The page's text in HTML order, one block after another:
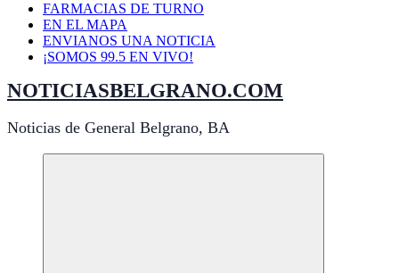
FARMACIAS DE TURNO
EN EL MAPA
ENVIANOS UNA NOTICIA
¡SOMOS 99.5 EN VIVO!
NOTICIASBELGRANO.COM
Noticias de General Belgrano, BA